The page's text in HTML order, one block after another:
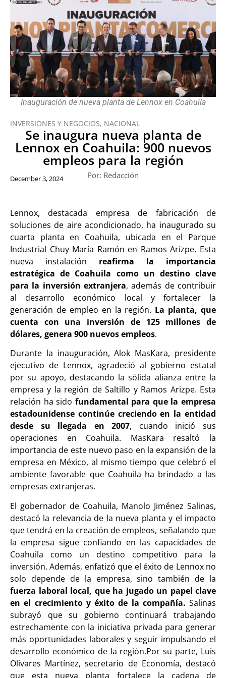
Inauguración de nueva planta de Lennox en Coahuila
INVERSIONES Y NEGOCIOS, NACIONAL
Se inaugura nueva planta de
Lennox en Coahuila: 900 nuevos
empleos para la región
Por: Redacción
December 3, 2024
Lennox, destacada empresa de fabricación de
soluciones de aire acondicionado, ha inaugurado su
cuarta planta en Coahuila, ubicada en el Parque
Industrial Chuy María Ramón en Ramos Arizpe. Esta
nueva instalación reafirma la importancia
estratégica de Coahuila como un destino clave
para la inversión extranjera, además de contribuir
al desarrollo económico local y fortalecer la
generación de empleo en la región. La planta, que
cuenta con una inversión de 125 millones de
dólares, genera 900 nuevos empleos.
Durante la inauguración, Alok MasKara, presidente
ejecutivo de Lennox, agradeció al gobierno estatal
por su apoyo, destacando la sólida alianza entre la
empresa y la región de Saltillo y Ramos Arizpe. Esta
relación ha sido fundamental para que la empresa
estadounidense continúe creciendo en la entidad
desde su llegada en 2007, cuando inició sus
operaciones en Coahuila. MasKara resaltó la
importancia de este nuevo paso en la expansión de la
empresa en México, al mismo tiempo que celebró el
ambiente favorable que Coahuila ha brindado a las
empresas extranjeras.
El gobernador de Coahuila, Manolo Jiménez Salinas,
destacó la relevancia de la nueva planta y el impacto
que tendrá en la creación de empleos, señalando que
la empresa sigue confiando en las capacidades de
Coahuila como un destino competitivo para la
inversión. Además, enfatizó que el éxito de Lennox no
solo depende de la empresa, sino también de la
fuerza laboral local, que ha jugado un papel clave
en el crecimiento y éxito de la compañía. Salinas
subrayó que su gobierno continuará trabajando
estrechamente con la iniciativa privada para generar
más oportunidades laborales y seguir impulsando el
desarrollo económico de la región.Por su parte, Luis
Olivares Martínez, secretario de Economía, destacó
que esta nueva planta fortalece la cadena de